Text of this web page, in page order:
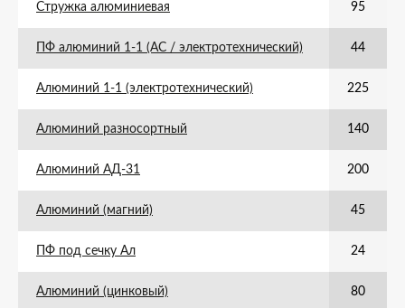
Стружка алюминиевая 95
ПФ алюминий 1-1 (АС / электротехнический) 44
Алюминий 1-1 (электротехнический) 225
Алюминий разносортный 140
Алюминий АД-31 200
Алюминий (магний) 45
ПФ под сечку Ал 24
Алюминий (цинковый) 80